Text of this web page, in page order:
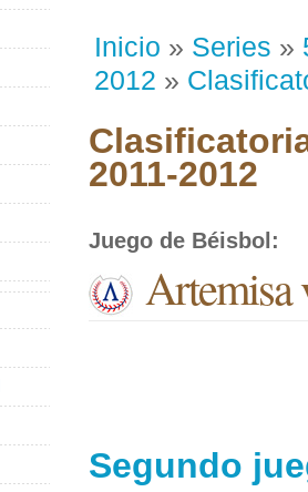
Inicio » Series »
2012 »
2011-2012
Juego de Béisbol :
Artemisa
Segundo